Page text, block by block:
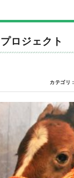
ロジェクト
カテゴリ：